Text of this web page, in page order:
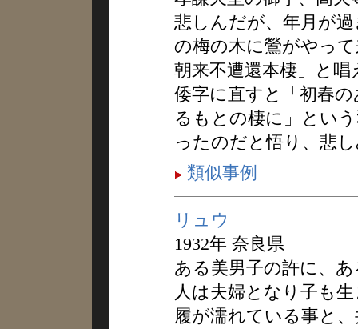
悲しんだが、年月が
の梅の木に鶯がやっ
朝来不遭還本棲」と
倭字に直すと「初春
るもとの棲に」とい
ったのだと悟り、悲
類似事例
リュウ
1932年 奈良県
ある美男子の許に、
人は夫婦となり子も
履が濡れている事と